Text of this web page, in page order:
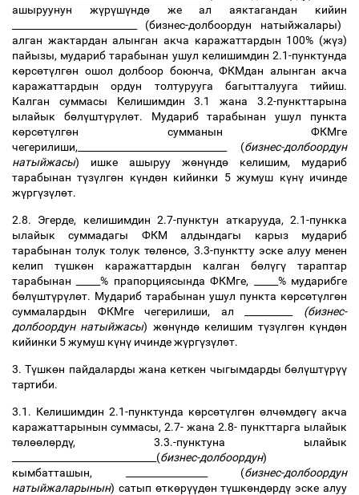
ашыруунун
жүрүшүндө же ал аяктагандан
кийин
__________________________ (бизнес-долбоордун натыйжалары)
алган жактардан алынган акча каражаттардын 100% (жүз)
пайызы, мудариб тарабынан ушул келишимдин 2.1-пунктунда
көрсөтүлгөн ошол долбоор боюнча, ФКМдан алынган акча
каражаттардын
ордун толтурууга багытталууга тийиш.
Калган
суммасы Келишимдин 3.1жана 3.2-пункттарына
ылайык
бөлүштүрүлөт. Мудариб тарабынан ушул
пункта
көрсөтүлгөн сумманын
ФКМге
чегерилиши,_______________________________ (бизнес-долбоордун
натыйжасы) ишке ашыруу жөнүндө келишим, мудариб
тарабынан түзүлгөн күндөн кийинки 5жумуш күнү ичинде
жүргүзүлөт.
2.8. Эгерде, келишимдин 2.7-пунктун аткарууда, 2.1-пункка
ылайык
суммадагы ФКМ алдындагы карыз
мудариб
тарабынан толук толук төлөнсө, 3.3-пунктту эске алуу менен
келип
түшкөн каражаттардын калган бөлүгү
тараптар
тарабынан _____% прапорциясында ФКМге, _____% мударибге
бөлүштүрүлөт. Мудариб тарабынан ушул пункта көрсөтүлгөн
суммалардын
ФКМге чегерилиши, ал (бизнес-
долбоордун натыйжасы) жөнүндө келишим түзүлгөн күндөн
кийинки 5жумуш күнү ичиндежүргүзүлөт.
3.Түшкөн пайдаларды жана кеткен чыгымдарды бөлүштүрүү
тартиби.
3.1. Келишимдин 2.1-пунктунда көрсөтүлгөн өлчөмдөгү акча
каражаттарынын суммасы, 2.7- жана 2.8- пункттарга ылайык
төлөөлөрдү, 3.3.-пунктуна
ылайык
______________________________(бизнес-долбоордун)
кымбатташын, _________________ (бизнес-долбоордун
натыйжаларынын) сатып өткөрүүдөн түшкөндөрдү эске алуу